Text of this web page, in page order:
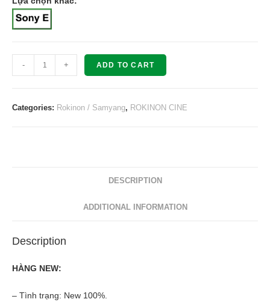
Cine
DS50M-
Canon
- + ADD TO CART
Categories: Rokinon / Samyang, ROKINON CINE
DESCRIPTION
ADDITIONAL INFORMATION
Description
HÀNG NEW:
– Tình trạng: New 100%.